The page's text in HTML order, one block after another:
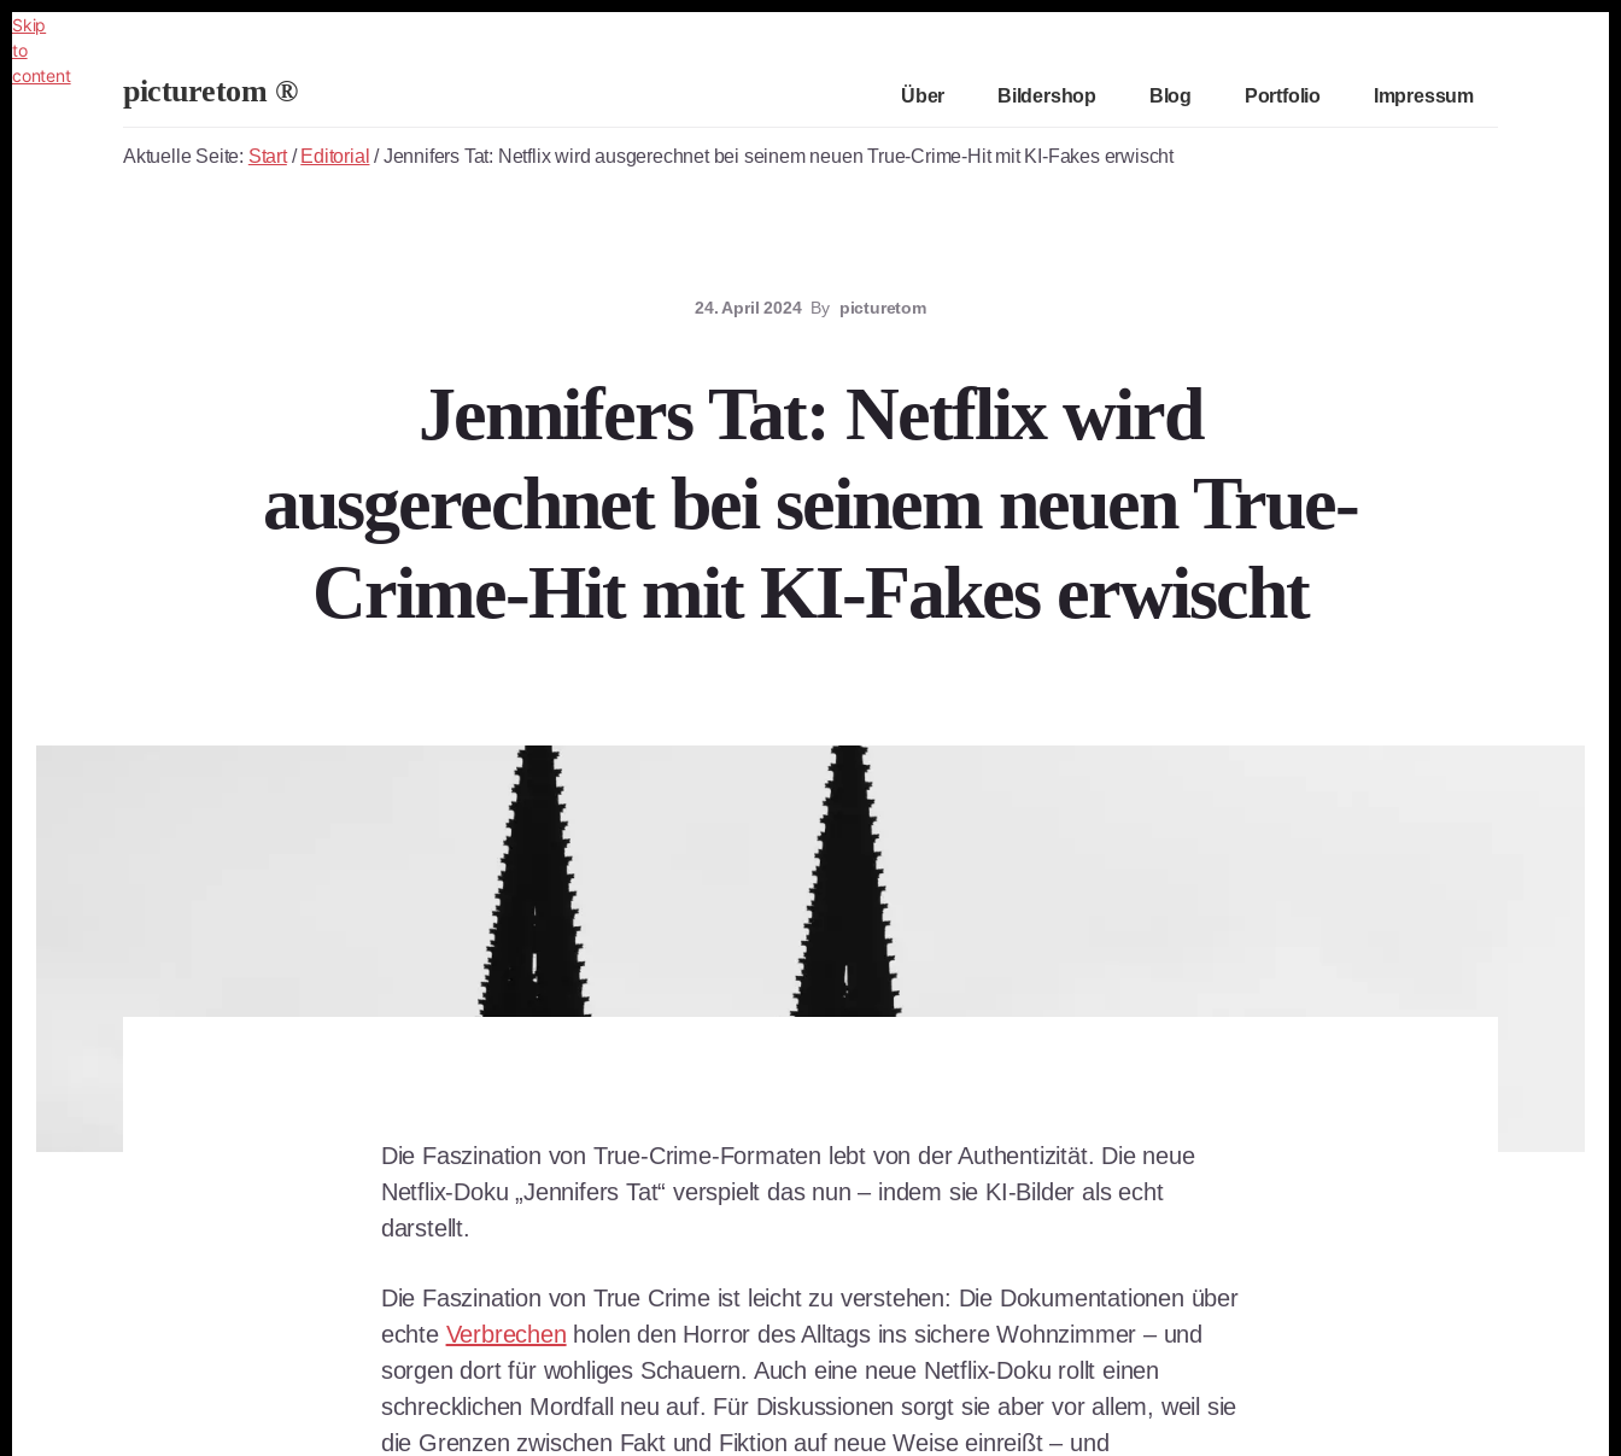
Skip
to
content
picturetom ®
Fine
Über Bildershop Blog Portfolio Impressum
Aktuelle Seite: Start / Editorial /Jennifers Tat: Netflix wird ausgerechnet bei seinem neuen True-Crime-Hit mit KI-Fakes erwischt
24. April 2024 By picturetom
Jennifers Tat: Netflix wird
ausgerechnet bei seinem neuen True-
Crime-Hit mit KI-Fakes erwischt
Die Faszination von True-Crime-Formaten lebt von der Authentizität. Die neue
Netflix-Doku „Jennifers Tat“ verspielt das nun – indem sie KI-Bilder als echt
darstellt.
Die Faszination von True Crime ist leicht zu verstehen: Die Dokumentationen über
echte Verbrechen holen den Horror des Alltags ins sichere Wohnzimmer – und
sorgen dort für wohliges Schauern. Auch eine neue Netflix-Doku rollt einen
schrecklichen Mordfall neu auf. Für Diskussionen sorgt sie aber vor allem, weil sie
die Grenzen zwischen Fakt und Fiktion auf neue Weise einreißt – und